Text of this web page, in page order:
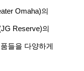
Omaha)의
Reserve)의
들을 다양하게